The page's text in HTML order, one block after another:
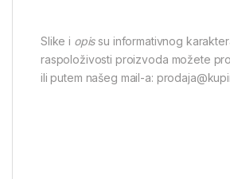
Slike i opissu informativnog
raspoloživosti proizvoda možete
ili putem našeg mail-a: